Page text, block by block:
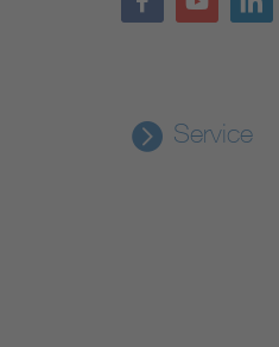
Service